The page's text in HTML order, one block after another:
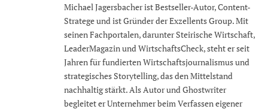
Michael Jagersbacher ist Bestseller-Autor, Content-
Stratege und ist Gründer der Exzellents Group. Mit
seinen Fachportalen, darunter Steirische Wirtschaft,
LeaderMagazin und WirtschaftsCheck, steht er seit
Jahren für fundierten Wirtschaftsjournalismus und
strategisches Storytelling, das den Mittelstand
nachhaltig stärkt. Als Autor und Ghostwriter
begleitet er Unternehmer beim Verfassen eigener